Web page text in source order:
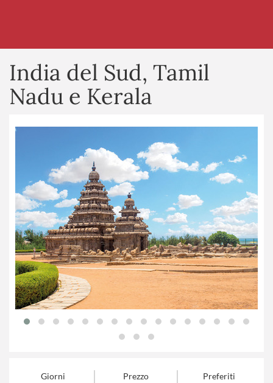
India del Sud, Tamil
Nadu e Kerala
Giorni Prezzo Preferiti